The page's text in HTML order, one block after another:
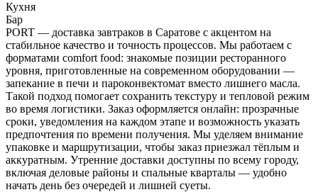
Кухня
Бар
PORT — доставка завтраков в Саратове с акцентом на
стабильное качество и точность процессов. Мы работаем с
форматами comfort food: знакомые позиции ресторанного
уровня, приготовленные на современном оборудовании —
запекание в печи и пароконвектомат вместо лишнего масла.
Такой подход помогает сохранить текстуру и тепловой режим
во время логистики. Заказ оформляется онлайн: прозрачные
сроки, уведомления на каждом этапе и возможность указать
предпочтения по времени получения. Мы уделяем внимание
упаковке и маршрутизации, чтобы заказ приезжал тёплым и
аккуратным. Утренние доставки доступны по всему городу,
включая деловые районы и спальные кварталы — удобно
начать день без очередей и лишней суеты.